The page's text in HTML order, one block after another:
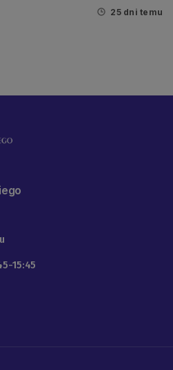
25 dni temu
15:45